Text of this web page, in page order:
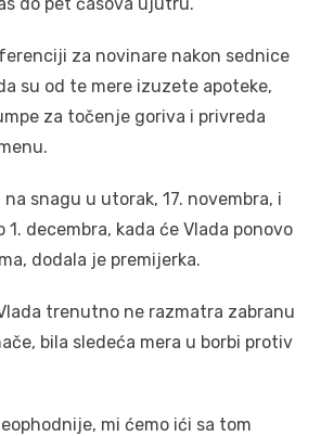
za novinare nakon sednice
su od te mere izuzete apoteke,
za točenje goriva i privreda
snagu u utorak, 17. novembra, i
1. decembra, kada će Vlada ponovo
dodala je premijerka.
trenutno ne razmatra zabranu
bila sledeća mera u borbi protiv
mi ćemo ići sa tom